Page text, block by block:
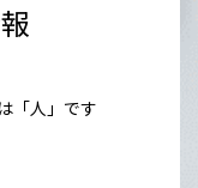
「人」です